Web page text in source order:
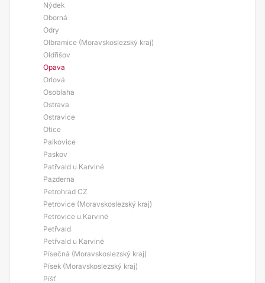
Nýdek
Oborná
Odry
Olbramice (Moravskoslezský kraj)
Oldřišov
Opava
Orlová
Osoblaha
Ostrava
Ostravice
Otice
Palkovice
Paskov
Patřvald u Karviné
Pazderna
Petrohrad CZ
Petrovice (Moravskoslezský kraj)
Petrovice u Karviné
Petřvald
Petřvald u Karviné
Písečná (Moravskoslezský kraj)
Písek (Moravskoslezský kraj)
Píšť